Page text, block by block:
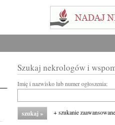
Szukaj nekrologów i
Imię i nazwisko lub numer ogłoszenia:
+ szukanie zaawansowane